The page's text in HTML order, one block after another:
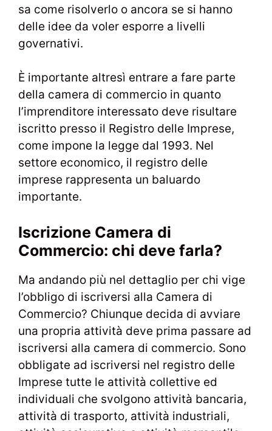
sa come risolverlo o ancora se si hanno
delle idee da voler esporre a livelli
governativi.
È importante altresì entrare a fare parte
della camera di commercio in quanto
l’imprenditore interessato deve risultare
iscritto presso il Registro delle Imprese,
come impone la legge dal 1993. Nel
settore economico, il registro delle
imprese rappresenta un baluardo
importante.
Iscrizione Camera di
Commercio: chi deve farla?
Ma andando più nel dettaglio per chi vige
l’obbligo di iscriversi alla Camera di
Commercio? Chiunque decida di avviare
una propria attività deve prima passare ad
iscriversi alla camera di commercio. Sono
obbligate ad iscriversi nel registro delle
Imprese tutte le attività collettive ed
individuali che svolgono attività bancaria,
attività di trasporto, attività industriali,